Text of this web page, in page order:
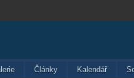
Články Kalendář